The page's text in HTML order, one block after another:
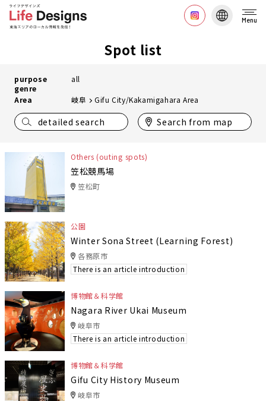
Menu
Spot list
purpose
genre
all
Area 岐阜 Gifu City/Kakamigahara Area
detailed search Search from map
Others (outing spots)
笠松競馬場
笠松町
公園
Winter Sona Street (Learning Forest)
各務原市
There is an article introduction
博物館＆科学館
Nagara River Ukai Museum
岐阜市
There is an article introduction
博物館＆科学館
Gifu City History Museum
岐阜市